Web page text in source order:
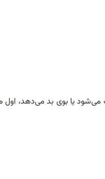
می‌شود یا بوی بد می‌دهد،